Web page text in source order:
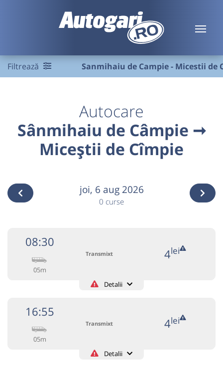
Filtrează Sanmihaiu de Campie - Micestii de
Autocare
Sânmihaiu de Câmpie ➞
Miceștii de Cîmpie
joi, 6 aug 2026
0 curse
08:30
05m
Transmixt 4lei
Detalii
Transmixt SA - Bistrita
Pagină operator
Circulă doar luni, miercuri și vineri
16:55
05m
Transmixt 4lei
Detalii